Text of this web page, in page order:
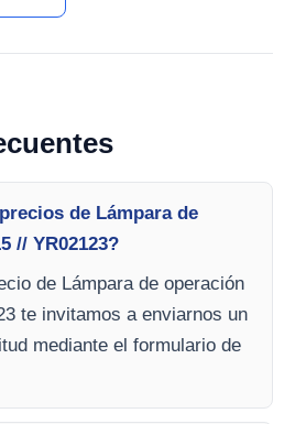
de Lámpara de
// YR02123?
de Lámpara de operación
te invitamos a enviarnos un
mediante el formulario de